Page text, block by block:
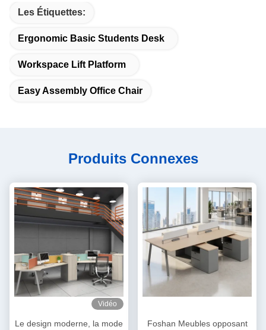
Les Étiquettes:
Ergonomic Basic Students Desk
Workspace Lift Platform
Easy Assembly Office Chair
Produits Connexes
Vidéo
Le design moderne, la mode
Foshan Meubles opposant